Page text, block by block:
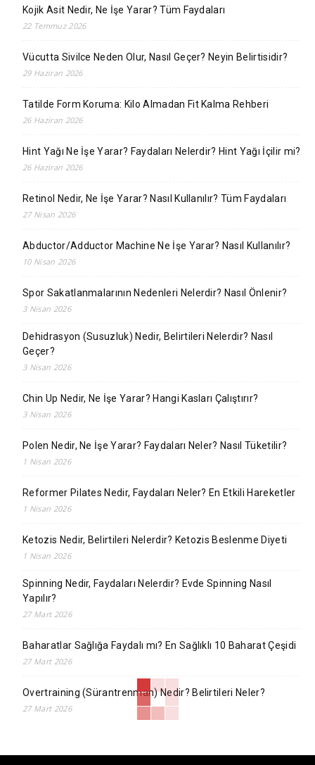
Kojik Asit Nedir, Ne İşe Yarar? Tüm Faydaları
22 Temmuz 2026
Vücutta Sivilce Neden Olur, Nasıl Geçer? Neyin Belirtisidir?
29 Haziran 2026
Tatilde Form Koruma: Kilo Almadan Fit Kalma Rehberi
26 Haziran 2026
Hint Yağı Ne İşe Yarar? Faydaları Nelerdir? Hint Yağı İçilir mi?
26 Haziran 2026
Retinol Nedir, Ne İşe Yarar? Nasıl Kullanılır? Tüm Faydaları
27 Nisan 2026
Abductor/Adductor Machine Ne İşe Yarar? Nasıl Kullanılır?
10 Nisan 2026
Spor Sakatlanmalarının Nedenleri Nelerdir? Nasıl Önlenir?
3 Nisan 2026
Dehidrasyon (Susuzluk) Nedir, Belirtileri Nelerdir? Nasıl
Geçer?
3 Nisan 2026
Chin Up Nedir, Ne İşe Yarar? Hangi Kasları Çalıştırır?
3 Nisan 2026
Polen Nedir, Ne İşe Yarar? Faydaları Neler? Nasıl Tüketilir?
1 Nisan 2026
Reformer Pilates Nedir, Faydaları Neler? En Etkili Hareketler
1 Nisan 2026
Ketozis Nedir, Belirtileri Nelerdir? Ketozis Beslenme Diyeti
1 Nisan 2026
Spinning Nedir, Faydaları Nelerdir? Evde Spinning Nasıl
Yapılır?
27 Mart 2026
Baharatlar Sağlığa Faydalı mı? En Sağlıklı 10 Baharat Çeşidi
27 Mart 2026
Overtraining (Sürantrenman) Nedir? Belirtileri Neler?
27 Mart 2026